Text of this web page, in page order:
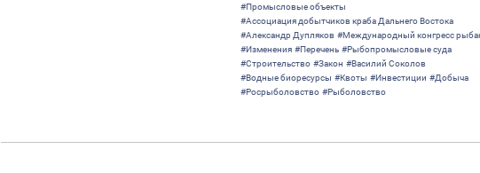
#Промысловые объекты
#Ассоциация добытчиков краба Дальнего Востока
#Александр Дупляков #Международный конгресс
#Изменения #Перечень #Рыбопромысловые суда
#Строительство #Закон #Василий Соколов
#Водные биоресурсы #Квоты #Инвестиции #Добыча
#Росрыболовство #Рыболовство